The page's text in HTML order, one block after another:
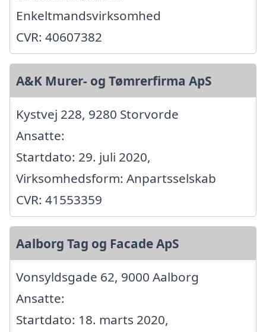
Enkeltmandsvirksomhed
CVR: 40607382
A&K Murer- og Tømrerfirma ApS
Kystvej 228, 9280 Storvorde
Ansatte:
Startdato: 29. juli 2020,
Virksomhedsform: Anpartsselskab
CVR: 41553359
Aalborg Tag og Facade ApS
Vonsyldsgade 62, 9000 Aalborg
Ansatte:
Startdato: 18. marts 2020,